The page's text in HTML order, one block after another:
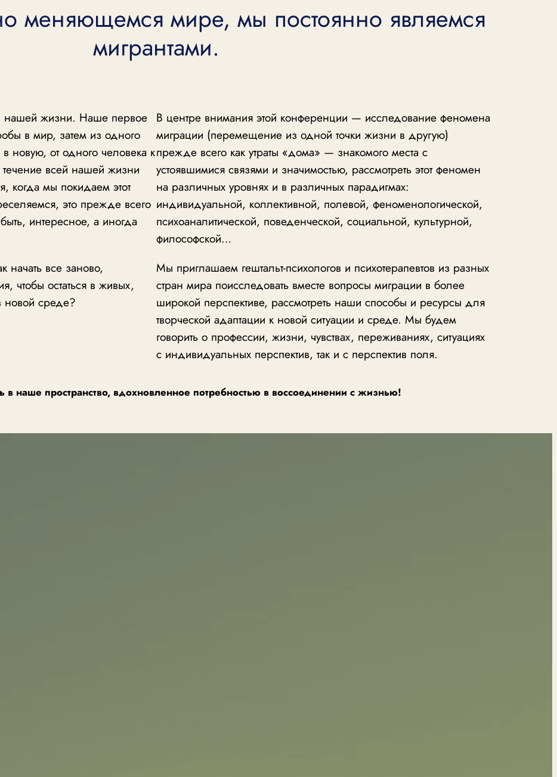
меняющемся мире, мы постоянно являемся
мигрантами.
нашей жизни. Наше первое
в мир, затем из одного
новую, от одного человека к
всей нашей жизни
когда мы покидаем этот
это прежде всего
интересное, а иногда
начать все заново,
чтобы остаться в живых,
новой среде?
В центре внимания этой конференции — исследование феномена
миграции (перемещение из одной точки жизни в другую)
прежде всего как утраты «дома» — знакомого места с
устоявшимися связями и значимостью, рассмотреть этот феномен
на различных уровнях и в различных парадигмах:
индивидуальной, коллективной, полевой, феноменологической,
психоаналитической, поведенческой, социальной, культурной,
философской…
Мы приглашаем гештальт-психологов и психотерапевтов из разных
стран мира поисследовать вместе вопросы миграции в более
широкой перспективе, рассмотреть наши способы и ресурсы для
творческой адаптации к новой ситуации и среде. Мы будем
говорить о профессии, жизни, чувствах, переживаниях, ситуациях
с индивидуальных перспектив, так и с перспектив поля.
наше пространство, вдохновленное потребностью в воссоединении с жизнью!